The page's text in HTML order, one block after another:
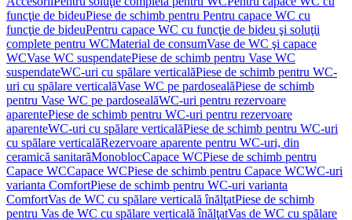
funcţie de bideuPiese de schimb pentru Pentru capace WC cu
funcţie de bideuPentru capace WC cu funcţie de bideu şi soluţii
complete pentru WCMaterial de consumVase de WC şi capace
WCVase WC suspendatePiese de schimb pentru Vase WC
suspendateWC-uri cu spălare verticalăPiese de schimb pentru WC-
uri cu spălare verticalăVase WC pe pardosealăPiese de schimb
pentru Vase WC pe pardosealăWC-uri pentru rezervoare
aparentePiese de schimb pentru WC-uri pentru rezervoare
aparenteWC-uri cu spălare verticalăPiese de schimb pentru WC-uri
cu spălare verticalăRezervoare aparente pentru WC-uri, din
ceramică sanitarăMonoblocCapace WCPiese de schimb pentru
Capace WCCapace WCPiese de schimb pentru Capace WCWC-uri
varianta ComfortPiese de schimb pentru WC-uri varianta
ComfortVas de WC cu spălare verticală înălţatPiese de schimb
pentru Vas de WC cu spălare verticală înălţatVas de WC cu spălare